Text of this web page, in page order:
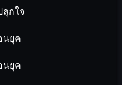
กใจ
นยุค
นยุค